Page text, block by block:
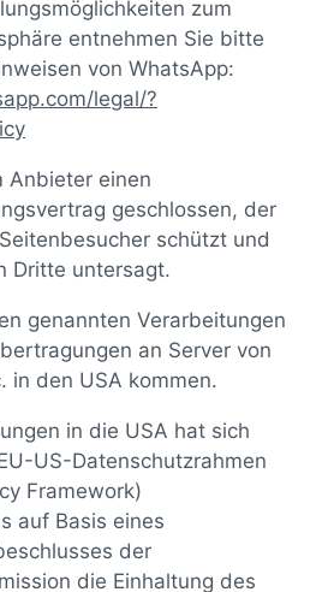
zum
entnehmen Sie bitte
von WhatsApp:
/legal/?
Anbieter einen
geschlossen, der
schützt und
Dritte untersagt.
genannten Verarbeitungen
an Server von
in den USA kommen.
in die USA hat sich
US-Datenschutzrahmen
Framework)
auf Basis eines
der
die Einhaltung des